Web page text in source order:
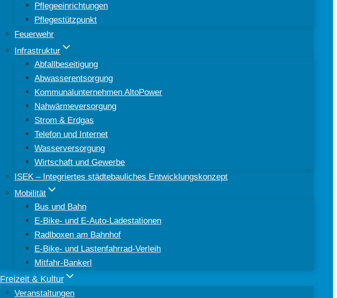
Pflegeeinrichtungen
Pflegestützpunkt
Feuerwehr
Infrastruktur
Abfallbeseitigung
Abwasserentsorgung
Kommunalunternehmen AltoPower
Nahwärmeversorgung
Strom & Erdgas
Telefon und Internet
Wasserversorgung
Wirtschaft und Gewerbe
ISEK – Integriertes städtebauliches Entwicklungskonzept
Mobilität
Bus und Bahn
E-Bike- und E-Auto-Ladestationen
Radlboxen am Bahnhof
E-Bike- und Lastenfahrrad-Verleih
Mitfahr-Bankerl
Freizeit & Kultur
Veranstaltungen